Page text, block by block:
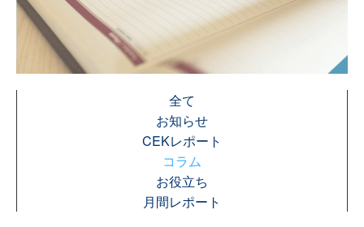
全て
お知らせ
CEKレポート
コラム
お役立ち
月間レポート